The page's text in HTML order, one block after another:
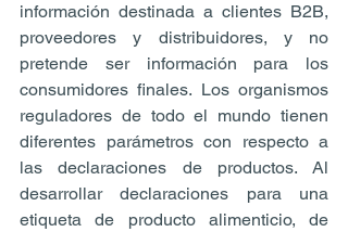
información destinada a clientes B2B,
proveedores y distribuidores, y no
pretende ser información para los
consumidores finales. Los organismos
reguladores de todo el mundo tienen
diferentes parámetros con respecto a
las declaraciones de productos. Al
desarrollar declaraciones para una
etiqueta de producto alimenticio, de